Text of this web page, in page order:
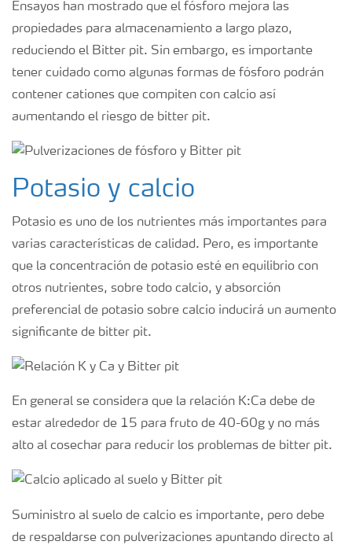
Ensayos han mostrado que el fósforo mejora las
propiedades para almacenamiento a largo plazo,
reduciendo el Bitter pit. Sin embargo, es importante
tener cuidado como algunas formas de fósforo podrán
contener cationes que compiten con calcio así
aumentando el riesgo de bitter pit.
Potasio y calcio
Potasio es uno de los nutrientes más importantes para
varias características de calidad. Pero, es importante
que la concentración de potasio esté en equilibrio con
otros nutrientes, sobre todo calcio, y absorción
preferencial de potasio sobre calcio inducirá un aumento
significante de bitter pit.
En general se considera que la relación K:Ca debe de
estar alrededor de 15 para fruto de 40-60g y no más
alto al cosechar para reducir los problemas de bitter pit.
Suministro al suelo de calcio es importante, pero debe
de respaldarse con pulverizaciones apuntando directo al